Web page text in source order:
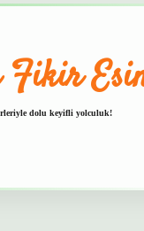
Fikir
dolu keyifli yolculuk!